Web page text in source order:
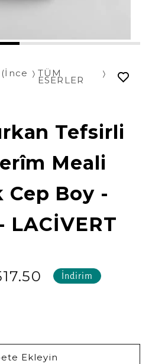
2
TÜM
ESERLER
Tefsirli
Meali
Cep Boy -
LACİVERT
İndirim
Ekleyin